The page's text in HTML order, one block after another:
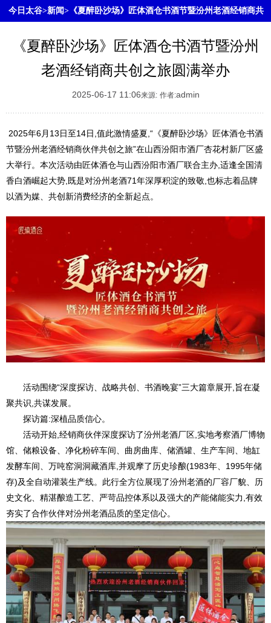
今日太谷>新闻>《夏醉卧沙场》匠体酒仓书酒节暨汾州老酒经销商共
《夏醉卧沙场》匠体酒仓书酒节暨汾州
老酒经销商共创之旅圆满举办
2025-06-17 11:06来源: 作者:admin
2025年6月13日至14日,值此激情盛夏,“《夏醉卧沙场》匠体酒仓书酒
节暨汾州老酒经销商伙伴共创之旅”在山西汾阳市酒厂杏花村新厂区盛
大举行。本次活动由匠体酒仓与山西汾阳市酒厂联合主办,适逢全国清
香白酒崛起大势,既是对汾州老酒71年深厚积淀的致敬,也标志着品牌
以酒为媒、共创新消费经济的全新起点。
活动围绕“深度探访、战略共创、书酒晚宴”三大篇章展开,旨在凝
聚共识,共谋发展。
探访篇:深植品质信心。
活动开始,经销商伙伴深度探访了汾州老酒厂区,实地考察酒厂博物
馆、储粮设备、净化粉碎车间、曲房曲库、储酒罐、生产车间、地缸
发酵车间、万吨窑洞洞藏酒库,并观摩了历史珍酿(1983年、1995年储
存)及全自动灌装生产线。此行全方位展现了汾州老酒的厂容厂貌、历
史文化、精湛酿造工艺、严苛品控体系以及强大的产能储能实力,有效
夯实了合作伙伴对汾州老酒品质的坚定信心。